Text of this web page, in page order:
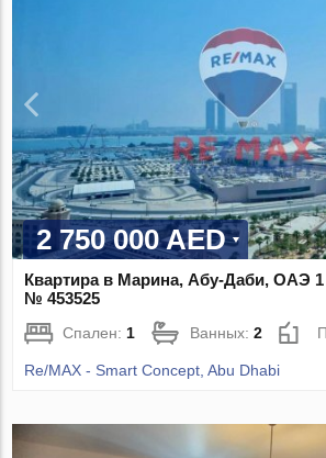
2 750 000 AED
Квартира в Марина, Абу-Даби, ОАЭ 1
№ 453525
Спален: 1 Ванных:2
Re/MAX - Smart Concept, Abu Dhabi